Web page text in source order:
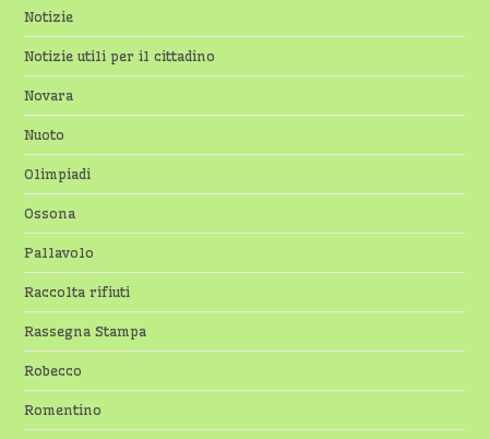
Notizie
Notizie utili per il cittadino
Novara
Nuoto
Olimpiadi
Ossona
Pallavolo
Raccolta rifiuti
Rassegna Stampa
Robecco
Romentino